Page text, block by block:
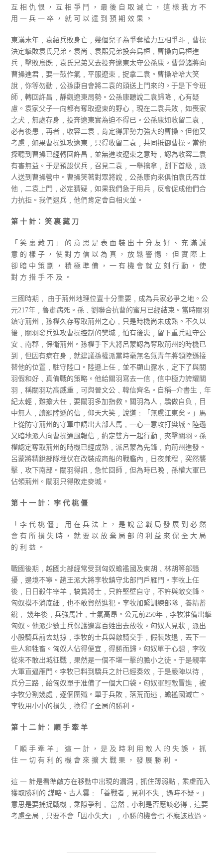
互 相 仇 恨 ， 互 相 爭 鬥 ， 最 後 自 取 滅 亡 ， 這 樣 我 方 不
用 一 兵 一 卒 ， 就 可 以 達 到 預 期 效 果 。
東漢末年﹐袁紹兵敗身亡﹐幾個兒子為爭奪權力互相爭斗﹐曹操
決定擊敗袁氏兄弟。袁尚﹑袁熙兄弟投奔烏桓﹐曹操向烏桓進
兵﹐擊敗烏既﹐袁氏兄弟又去投奔遼東太守公孫康。曹營諸將向
曹操進君﹐要一鼓作氣﹐平服遼東﹐捉拿二袁。曹操哈哈大笑
說﹐你等勿動﹐公孫康自會將二袁的頭送上門來的。于是下令班
師﹐轉回許昌﹐靜觀遼東局勢。公孫康聽說二袁歸降﹐心有疑
慮。袁家父子一向都有奪取遼東的野心﹐現在二袁兵敗﹐如喪家
之犬﹐無處存身﹐投奔遼東實為迫不得已。公孫康如收留二袁﹐
必有後患﹐再者﹐收容二袁﹐肯定得罪勢力強大的曹操。但他又
考慮﹐如果曹操進攻遼東﹐只得收留二袁﹐共同抵御曹操。當他
探聽到曹操已經轉回許昌﹐並無進攻遼東之意時﹐認為收容二袁
有害無益。于是預設伏兵﹐召見二袁﹐一舉擒拿﹐割下首級﹐派
人送到曹操營中。曹操笑著對眾將說﹐公孫康向來俱怕袁氏吞並
他﹐二袁上門﹐必定猜疑﹐如果我們急于用兵﹐反會促成他們合
力抗拒。我們退兵﹐他們肯定會自相火並。
第 十 計： 笑 裏 藏 刀
「 笑 裏 藏 刀 」 的 意 思 是 表 面 裝 出 十 分 友 好 、 充 滿 誠
意 的 樣 子 ， 使 對 方 信 以 為 真 ， 放 鬆 警 愓 ， 但 實 際 上
卻 暗 中 策 劃 ， 積 極 準 備 ， 一 有 機 會 就 立 刻 行 動 ， 使
對 方 措 手 不 及 。
三國時期﹐ 由于荊州地理位置十分重要﹐成為兵家必爭之地。公
元217年﹐魯肅病死。孫﹑劉聯合抗曹的蜜月已經結束。當時關羽
鎮守荊州﹐孫權久存奪取荊州之心﹐只是時機尚未成熟。不久以
後﹐關羽發兵進攻曹操控制的樊城﹐怕有後患﹐留下重兵駐守公
安﹑南郡﹐保衛荊州。孫權手下大將呂蒙認為奪取荊州的時機已
到﹐但因有病在身﹐就建議孫權派當時毫無名氣青年將領陸遜接
替他的位置﹐駐守陸口。陸遜上任﹐並不顯山露水﹐定下了與關
羽假和好﹑真備戰的策略。他給關羽寫去一信﹐信中極力誇耀關
羽﹐稱關羽功高威重﹐可與晉文公﹑韓信齊名。自稱─介書生﹐年
紀太輕﹐難擔大任﹐要關羽多加指教。關羽為人﹐驕做自負﹐目
中無人﹐讀罷陸遜的信﹐仰天大笑﹐說道﹕「無慮江東矣。」馬
上從防守荊州的守軍中調出大部人馬﹐一心一意攻打樊城。陸遜
又暗地派人向曹操通風報信﹐約定雙方一起行動﹐夾擊關羽。孫
權認定奪取荊州的時機已經成熟﹐派呂蒙為先鋒﹐向荊州進發。
呂蒙將精銳部隊埋伏在改裝成商船的戰艦內﹐日夜兼程﹐突然襲
擊﹐攻下南部。關羽得訊﹐急忙回師﹐但為時已晚﹐孫權大軍已
佔領荊州。關羽只得敗走麥城。
第 十 一 計： 李 代 桃 僵
「 李 代 桃 僵 」 用 在 兵 法 上 ， 是 說 當 戰 局 發 展 到 必 然
會 有 所 損 失 時 ， 就 要 以 放 棄 局 部 的 利 益 來 保 全 大 局
的 利 益 。
戰國後期﹐越國北部經常受到匈奴蟾襤國及東胡﹑林胡等部騷
擾﹐邊境不寧。趙王派大將李牧鎮守北部門戶雁門。李牧上任
後﹐日日殺牛宰羊﹐犒賞將士﹐只許堅壁自守﹐不許與敵交鋒。
匈奴摸不消底細﹐也不敢貿然進犯。李牧加緊訓練部隊﹐養精蓄
銳﹐ 幾年後﹐兵強馬壯﹐士氣高昂。公元前250年﹐李牧准備出擊
匈奴。他派少數士兵保護邊寨百姓出去放牧。匈奴人見狀﹐派出
小股騎兵前去劫掠﹐李牧的士兵與敵騎交手﹐假裝敗退﹐丟下一
些人和牲畜。匈奴人佔得便宜﹐得勝而歸。匈奴單于心想﹐李牧
從來不敢出城征戰﹐果然是一個不堪一擊的膽小之徒。于是親率
大軍直逼雁門。李牧已料到驕兵之計已經奏效﹐于是嚴陣以待﹐
兵分三路﹐給匈奴單于准備了一個大口袋。匈奴軍輕敵冒進﹐被
李牧分割幾處﹐逐個圍殲。單于兵敗﹐落荒而逃﹐蟾襤國滅亡。
李牧用小小的損失﹐換得了全局的勝利。
第 十 二 計： 順 手 牽 羊
「 順 手 牽 羊 」 這 一 計 ， 是 及 時 利 用 敵 人 的 失 誤 ， 抓
住 一 切 有 利 的 機 會 來 擴 大 戰 果 ， 發 展 勝 利 。
這 一 計是看準敵方在移動中出現的漏洞﹐抓住薄弱點﹐乘虛而入
獲取勝利的 謀略。古人雲﹕「善戰者﹐見利不失﹐遇時不疑。」
意思是要捕捉戰機﹐乘隙爭利﹐ 當然﹐小利是否應該必得﹐這要
考慮全局﹐只要不會「因小失大」﹐小勝的機會也 不應該放過。